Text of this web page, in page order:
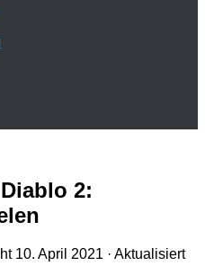
2:
10. April 2021 · Aktualisiert